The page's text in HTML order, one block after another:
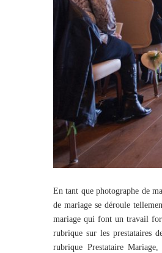
En tant que photographe de
de mariage se déroule
mariage qui font un travail
rubrique sur les prestataires
rubrique Prestataire